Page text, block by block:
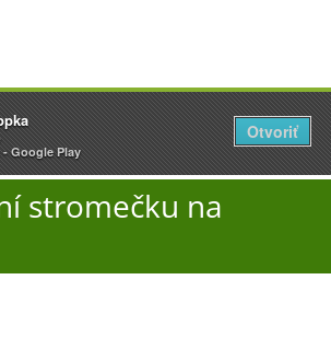
Úřad
O obci
stromečku na
Play
Otevřít
Google Play
Otvoriť